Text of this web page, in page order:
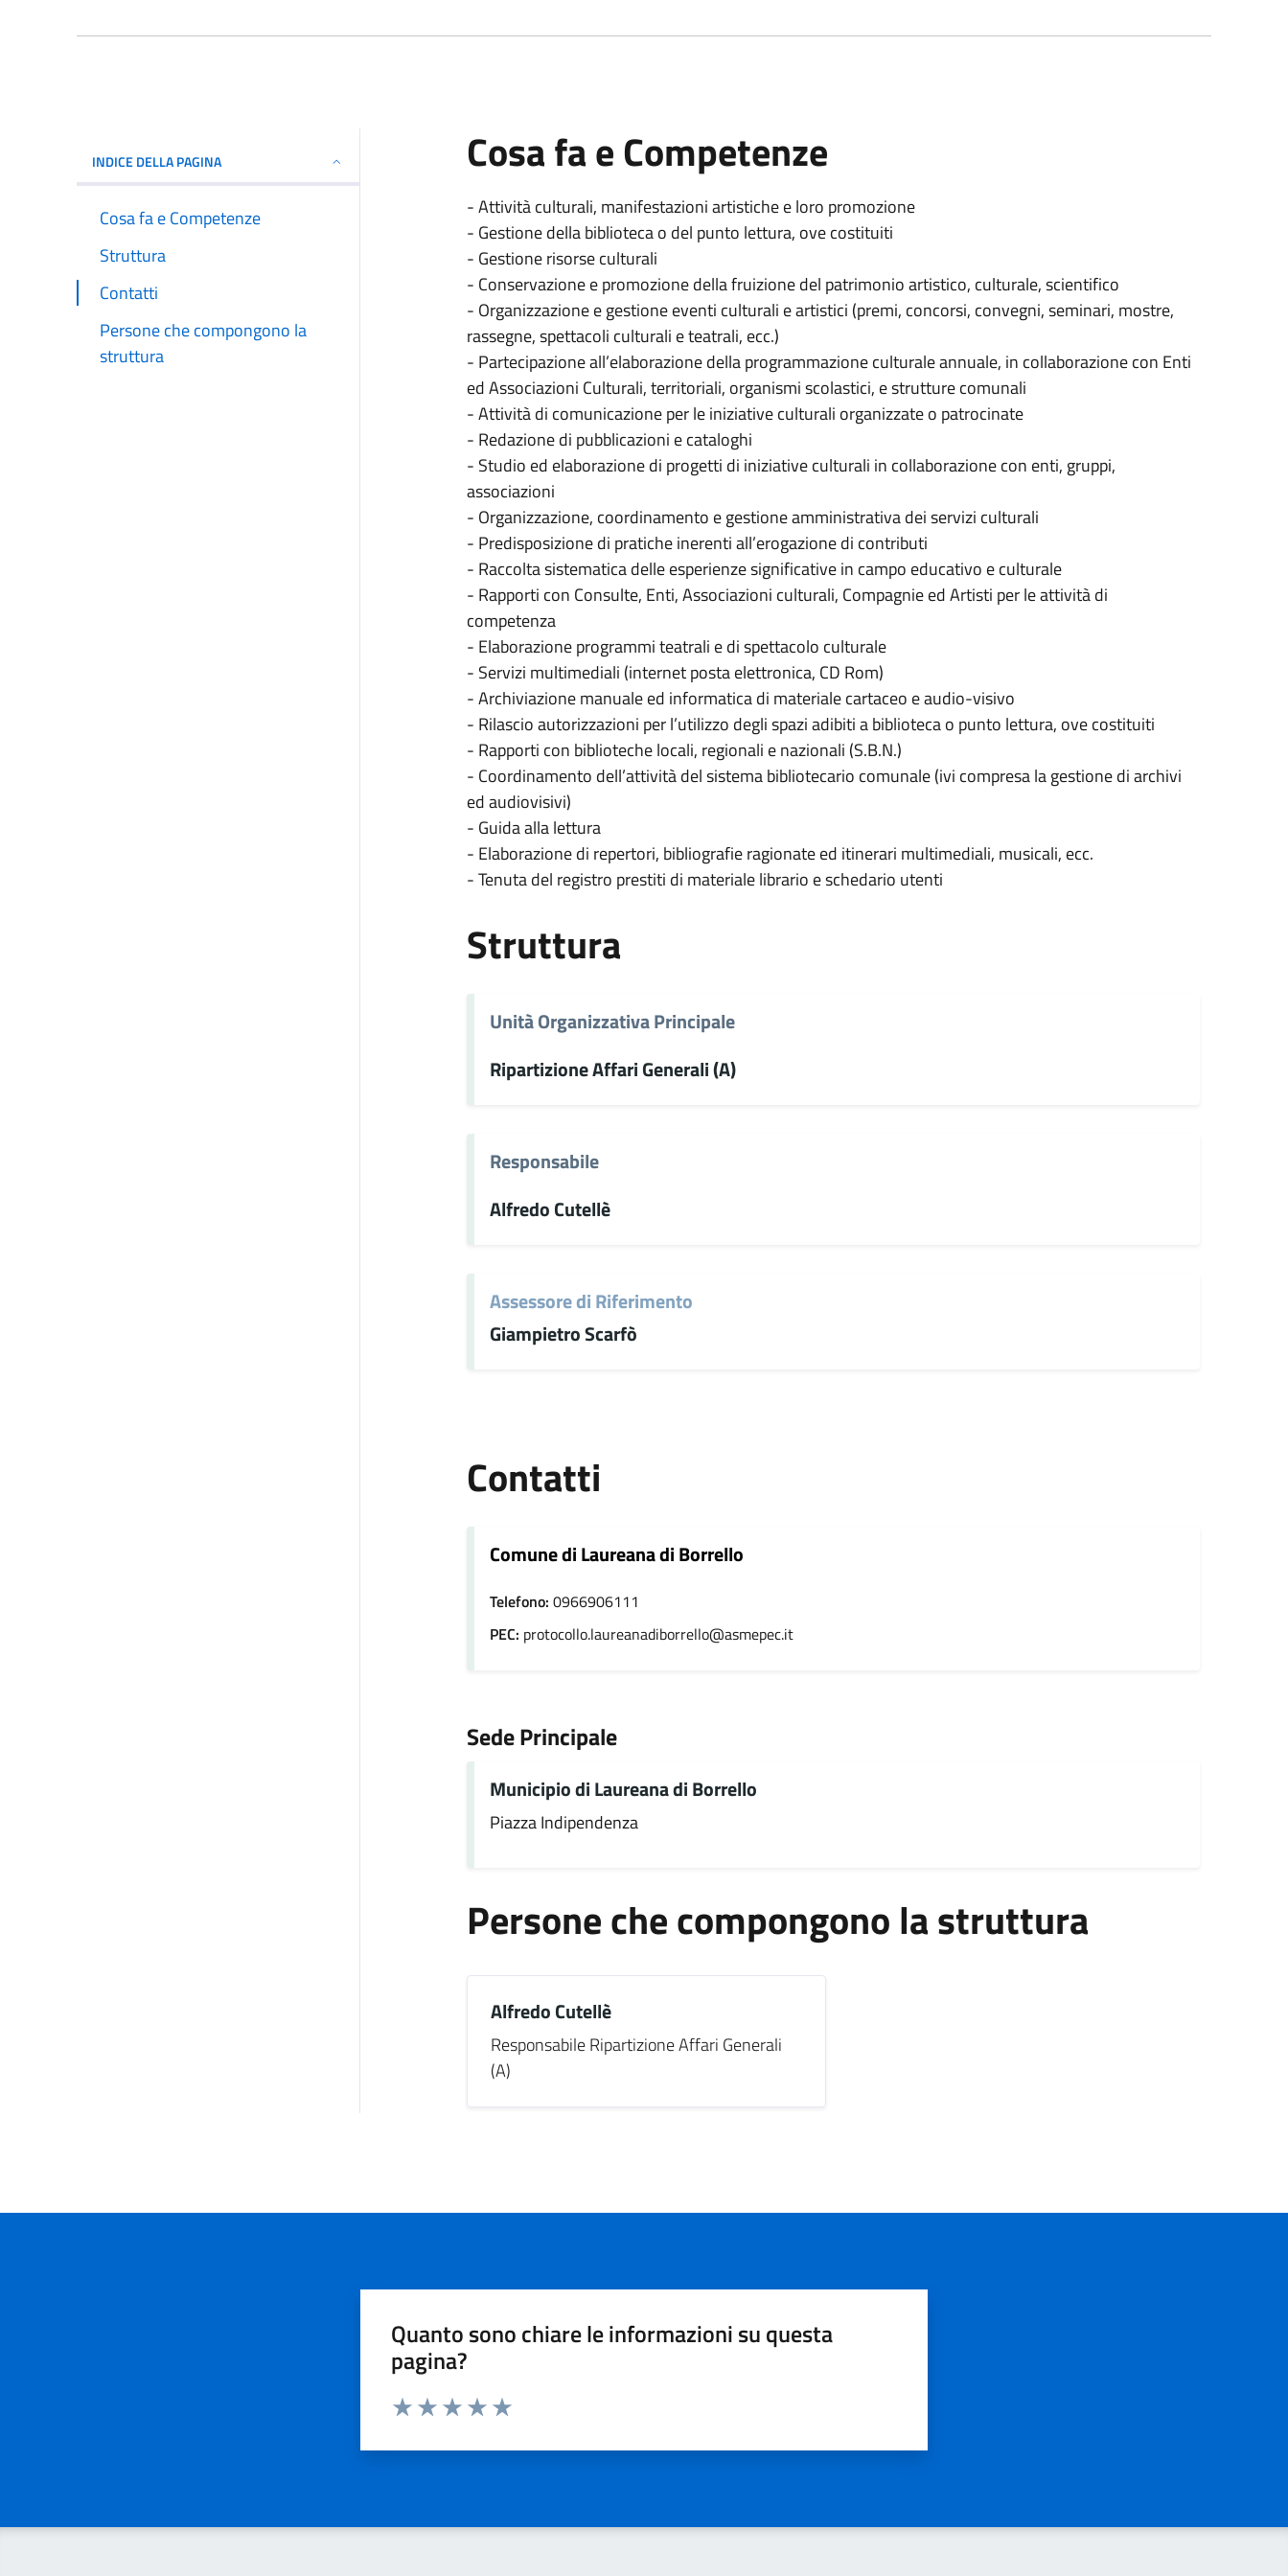
INDICE DELLA PAGINA
Cosa fa e Competenze
Struttura
Contatti
Persone che compongono la
struttura
Cosa fa e Competenze
- Attività culturali, manifestazioni artistiche e loro promozione
- Gestione della biblioteca o del punto lettura, ove costituiti
- Gestione risorse culturali
- Conservazione e promozione della fruizione del patrimonio artistico, culturale, scientifico
- Organizzazione e gestione eventi culturali e artistici (premi, concorsi, convegni, seminari, mostre,
rassegne, spettacoli culturali e teatrali, ecc.)
- Partecipazione all’elaborazione della programmazione culturale annuale, in collaborazione con Enti
ed Associazioni Culturali, territoriali, organismi scolastici, e strutture comunali
- Attività di comunicazione per le iniziative culturali organizzate o patrocinate
- Redazione di pubblicazioni e cataloghi
- Studio ed elaborazione di progetti di iniziative culturali in collaborazione con enti, gruppi,
associazioni
- Organizzazione, coordinamento e gestione amministrativa dei servizi culturali
- Predisposizione di pratiche inerenti all’erogazione di contributi
- Raccolta sistematica delle esperienze significative in campo educativo e culturale
- Rapporti con Consulte, Enti, Associazioni culturali, Compagnie ed Artisti per le attività di
competenza
- Elaborazione programmi teatrali e di spettacolo culturale
- Servizi multimediali (internet posta elettronica, CD Rom)
- Archiviazione manuale ed informatica di materiale cartaceo e audio-visivo
- Rilascio autorizzazioni per l’utilizzo degli spazi adibiti a biblioteca o punto lettura, ove costituiti
- Rapporti con biblioteche locali, regionali e nazionali (S.B.N.)
- Coordinamento dell’attività del sistema bibliotecario comunale (ivi compresa la gestione di archivi
ed audiovisivi)
- Guida alla lettura
- Elaborazione di repertori, bibliografie ragionate ed itinerari multimediali, musicali, ecc.
- Tenuta del registro prestiti di materiale librario e schedario utenti
Struttura
Unità Organizzativa Principale
Ripartizione Affari Generali (A)
Responsabile
Alfredo Cutellè
Assessore di Riferimento
Giampietro Scarfò
Contatti
Comune di Laureana di Borrello
Telefono: 0966906111
PEC: protocollo.laureanadiborrello@asmepec.it
Sede Principale
Municipio di Laureana di Borrello
Piazza Indipendenza
Persone che compongono la struttura
Alfredo Cutellè
Responsabile Ripartizione Affari Generali
(A)
Quanto sono chiare le informazioni su questa
pagina?